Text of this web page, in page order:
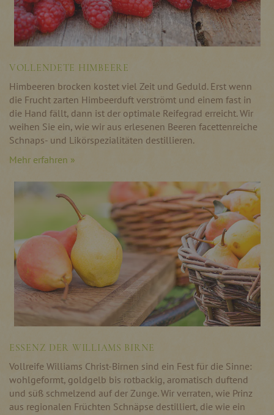
VOLLENDETE HIMBEERE
Himbeeren brocken kostet viel Zeit und Geduld. Erst wenn
die Frucht zarten Himbeerduft verströmt und einem fast in
die Hand fällt, dann ist der optimale Reifegrad erreicht. Wir
weihen Sie ein, wie wir aus erlesenen Beeren facettenreiche
Schnaps- und Likörspezialitäten destillieren.
Mehr erfahren »
ESSENZ DER WILLIAMS BIRNE
Vollreife Williams Christ-Birnen sind ein Fest für die Sinne:
wohlgeformt, goldgelb bis rotbackig, aromatisch duftend
und süß schmelzend auf der Zunge. Wir verraten, wie Prinz
aus regionalen Früchten Schnäpse destilliert, die wie ein